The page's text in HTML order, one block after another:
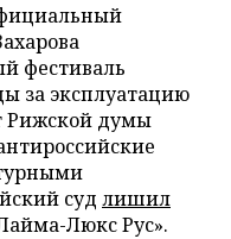
фестиваль
за эксплуатацию
Рижской думы
суд лишил
Люкс Рус».